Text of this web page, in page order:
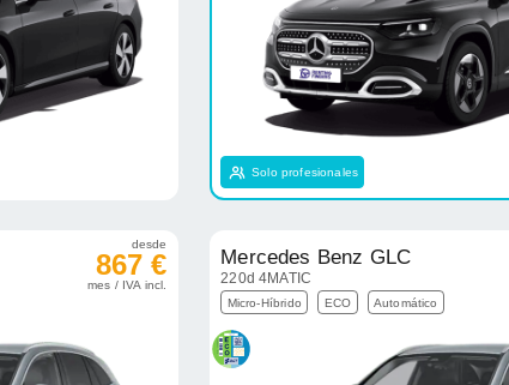
Solo profesionales
desde
867 €
mes / IVA incl.
Mercedes Benz GLC
220d 4MATIC
Micro-Híbrido ECO Automático